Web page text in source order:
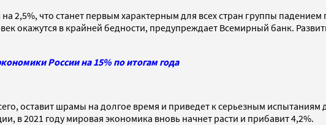
2,5%, что станет первым характерным для всех стран группы
окажутся в крайней бедности, предупреждает Всемирный банк.
России на 15% по итогам года
оставит шрамы на долгое время и приведет к серьезным
в 2021 году мировая экономика вновь начнет расти и прибавит 4,2%.